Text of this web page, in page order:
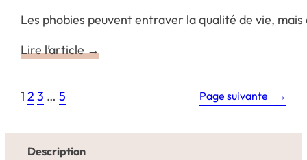
Les phobies peuvent entraver la qualité de vie,
Lire l’article →
1 2 3 … 5 Page suivante →
Description